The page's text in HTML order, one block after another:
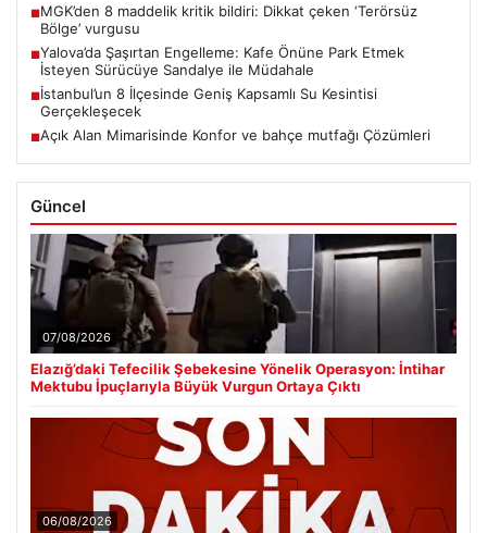
■MGK’den 8 maddelik kritik bildiri: Dikkat çeken ‘Terörsüz
Bölge’ vurgusu
■Yalova’da Şaşırtan Engelleme: Kafe Önüne Park Etmek
İsteyen Sürücüye Sandalye ile Müdahale
■İstanbul’un 8 İlçesinde Geniş Kapsamlı Su Kesintisi
Gerçekleşecek
■Açık Alan Mimarisinde Konfor ve bahçe mutfağı Çözümleri
Güncel
07/08/2026
Elazığ’daki Tefecilik Şebekesine Yönelik Operasyon: İntihar
Mektubu İpuçlarıyla Büyük Vurgun Ortaya Çıktı
06/08/2026